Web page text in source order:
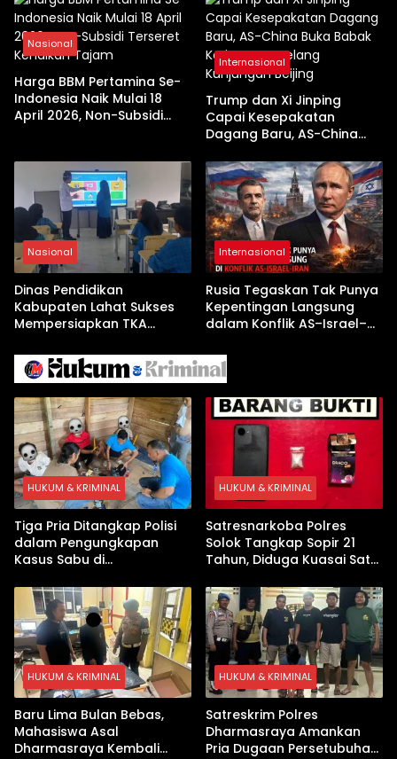
Nasional
Harga BBM Pertamina Se-
Indonesia Naik Mulai 18
April 2026, Non-Subsidi
Internasional
Trump dan Xi Jinping
Capai Kesepakatan
Dagang Baru, AS-China
Jelang Kunjungan Beijing
Nasional
Dinas Pendidikan
Kabupaten Lahat Sukses
Mempersiapkan TKA
Pembekalan Latihan Soal
Tanpa Internet
Internasional
Rusia Tegaskan Tak Punya
Kepentingan Langsung
dalam Konflik AS–Israel–
HUKUM & KRIMINAL
Tiga Pria Ditangkap Polisi
dalam Pengungkapan
Kasus Sabu di
Digital hingga Bong Disita
HUKUM & KRIMINAL
Satresnarkoba Polres
Solok Tangkap Sopir 21
Tahun, Diduga Kuasai Satu
HUKUM & KRIMINAL
Baru Lima Bulan Bebas,
Mahasiswa Asal
Dharmasraya Kembali
HUKUM & KRIMINAL
Satreskrim Polres
Dharmasraya Amankan
Pria Dugaan Persetubuhan